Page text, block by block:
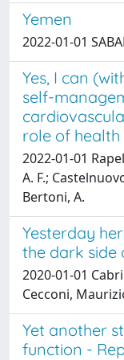
Yemen
2022-01-01
Yes, I can
self-
role of
2022-01-01
A. F.;
Bertoni, A.
Yesterday
the dark side
2020-01-01
Cecconi,
Yet another
function -